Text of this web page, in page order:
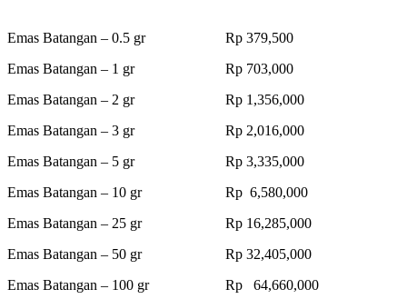
Emas Batangan – 0.5 gr Rp 379,500
Emas Batangan – 1 gr Rp 703,000
Emas Batangan – 2 gr Rp 1,356,000
Emas Batangan – 3 gr Rp 2,016,000
Emas Batangan – 5 gr Rp 3,335,000
Emas Batangan – 10 gr Rp 6,580,000
Emas Batangan – 25 gr Rp 16,285,000
Emas Batangan – 50 gr Rp 32,405,000
Emas Batangan – 100 gr Rp 64,660,000